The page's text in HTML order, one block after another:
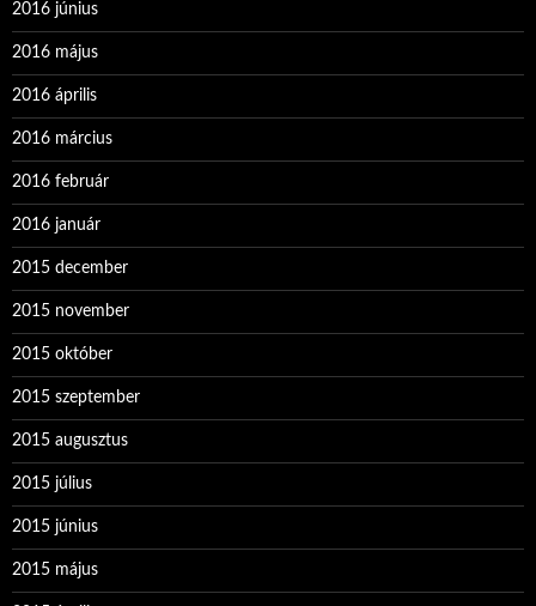
2016 június
2016 május
2016 április
2016 március
2016 február
2016 január
2015 december
2015 november
2015 október
2015 szeptember
2015 augusztus
2015 július
2015 június
2015 május